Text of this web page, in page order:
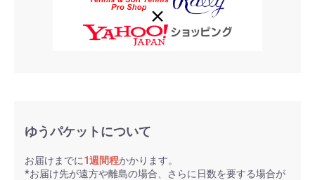
ゆうパケットについて
お届けまでに1週間程かかります。
*お届け先が遠方や離島の場合、さらに日数を要する場合が